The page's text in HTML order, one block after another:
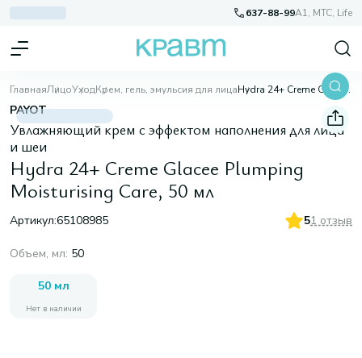
637-88-99A1, МТС, Life
ГлавнаяЛицоУходКрем, гель, эмульсия для лица Hydra 24+ Creme Glacee Plumping Moisturising Care, 50 мл
PAYOT
Увлажняющий крем с эффектом наполнения для лица
и шеи
Hydra 24+ Creme Glacee Plumping
Moisturising Care, 50 мл
Артикул:65108985 51 отзыв
Объем, мл: 50
50 мл
Нет в наличии